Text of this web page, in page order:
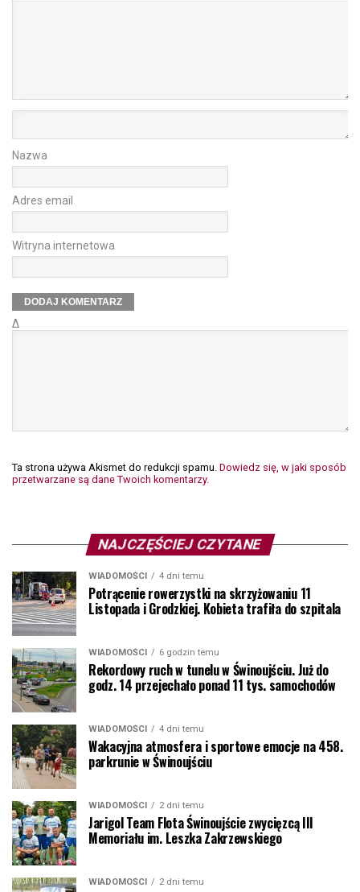
Nazwa
Adres email
Witryna internetowa
Δ
Ta strona używa Akismet do redukcji spamu. Dowiedz się, w jaki sposób
przetwarzane są dane Twoich komentarzy.
NAJCZĘŚCIEJ CZYTANE
WIADOMOŚCI 4 dni temu
Potrącenie rowerzystki na skrzyżowaniu 11
Listopada i Grodzkiej. Kobieta trafiła do szpitala
WIADOMOŚCI 6 godzin temu
Rekordowy ruch w tunelu w Świnoujściu. Już do
godz. 14 przejechało ponad 11 tys. samochodów
WIADOMOŚCI 4 dni temu
Wakacyjna atmosfera i sportowe emocje na 458.
parkrunie w Świnoujściu
WIADOMOŚCI 2 dni temu
Jarigol Team Flota Świnoujście zwycięzcą III
Memoriału im. Leszka Zakrzewskiego
WIADOMOŚCI 2 dni temu